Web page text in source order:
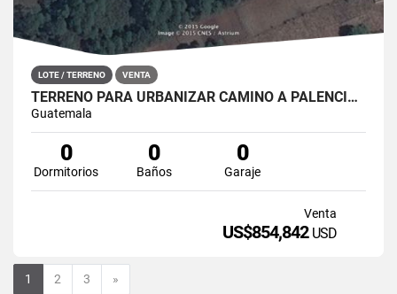
LOTE / TERRENO VENTA
TERRENO PARA URBANIZAR CAMINO A PALENCIA SAN JOSÉ PINULA
Guatemala
0
Dormitorios
0
Baños
0
Garaje
Venta
US$854,842 USD
1 2 3 »